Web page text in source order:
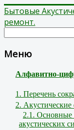
Бытовые
ремонт.
Меню
Алфавитно-
1. Перечень
2. Акустические
2.1. Основные
акустических